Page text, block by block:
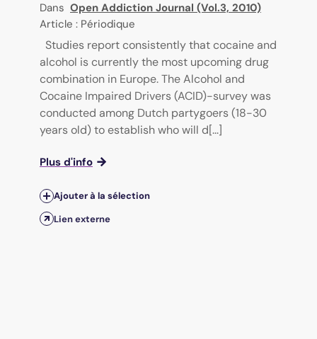
Dans Open Addiction Journal (Vol.3, 2010)
Article : Périodique
Studies report consistently that cocaine and
alcohol is currently the most upcoming drug
combination in Europe. The Alcohol and
Cocaine Impaired Drivers (ACID)-survey was
conducted among Dutch partygoers (18-30
years old) to establish who will d[...]
Plus d'info
Ajouter à la sélection
Lien externe